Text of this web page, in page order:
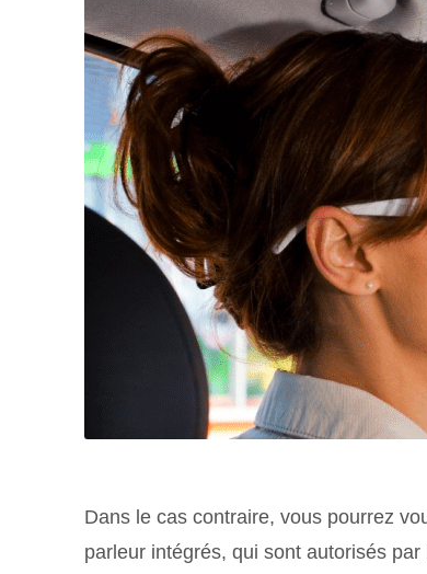
Dans le cas contraire, vous pourrez
parleur intégrés, qui sont autorisés